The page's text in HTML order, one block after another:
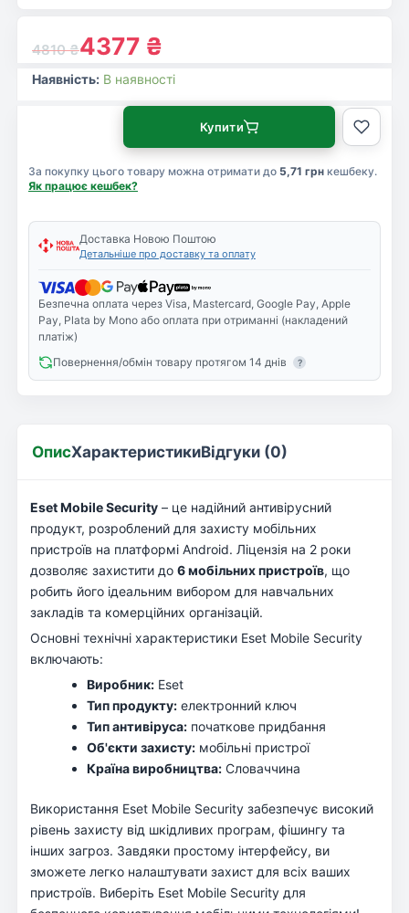
4810₴4377 ₴
Наявність: В наявності
За покупку цього товару можна отримати до 5,71 грн кешбеку.
Як працює кешбек?
Купити
Доставка Новою Поштою
Детальніше про доставку та оплату
Безпечна оплата через Visa, Mastercard, Google Pay, Apple
Pay, Plata by Mono або оплата при отриманні (накладений
платіж)
Повернення/обмін товару протягом 14 днів
?
ОписХарактеристикиВідгуки (0)
Eset Mobile Security – це надійний антивірусний
продукт, розроблений для захисту мобільних
пристроїв на платформі Android. Ліцензія на 2 роки
дозволяє захистити до 6 мобільних пристроїв, що
робить його ідеальним вибором для навчальних
закладів та комерційних організацій.
Основні технічні характеристики Eset Mobile Security
включають:
Виробник: Eset
Тип продукту: електронний ключ
Тип антивіруса: початкове придбання
Об'єкти захисту: мобільні пристрої
Країна виробництва: Словаччина
Використання Eset Mobile Security забезпечує високий
рівень захисту від шкідливих програм, фішингу та
інших загроз. Завдяки простому інтерфейсу, ви
зможете легко налаштувати захист для всіх ваших
пристроїв. Виберіть Eset Mobile Security для